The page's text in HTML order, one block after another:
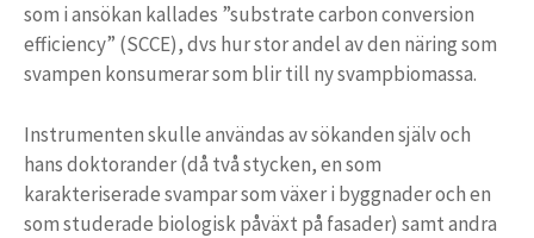
som i ansökan kallades ”substrate carbon conversion
efficiency” (SCCE), dvs hur stor andel av den näring som
svampen konsumerar som blir till ny svampbiomassa.
Instrumenten skulle användas av sökanden själv och
hans doktorander (då två stycken, en som
karakteriserade svampar som växer i byggnader och en
som studerade biologisk påväxt på fasader) samt andra